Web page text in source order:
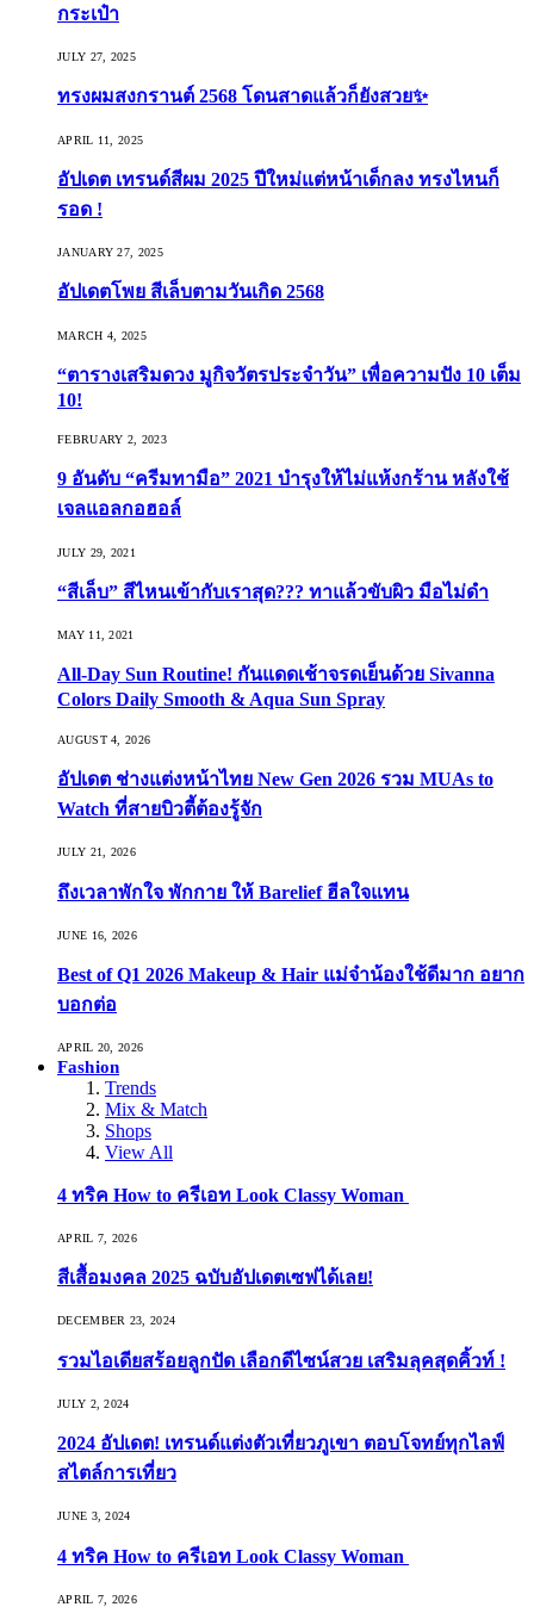
กระเป๋า
JULY 27, 2025
ทรงผมสงกรานต์ 2568 โดนสาดแล้วก็ยังสวย✨
APRIL 11, 2025
อัปเดต เทรนด์สีผม 2025 ปีใหม่แต่หน้าเด็กลง ทรงไหนก็
รอด !
JANUARY 27, 2025
อัปเดตโพย สีเล็บตามวันเกิด 2568
MARCH 4, 2025
“ตารางเสริมดวง มูกิจวัตรประจำวัน” เพื่อความปัง 10 เต็ม
10!
FEBRUARY 2, 2023
9 อันดับ “ครีมทามือ” 2021 บำรุงให้ไม่แห้งกร้าน หลังใช้
เจลแอลกอฮอล์
JULY 29, 2021
“สีเล็บ” สีไหนเข้ากับเราสุด??? ทาแล้วขับผิว มือไม่ดำ
MAY 11, 2021
All-Day Sun Routine! กันแดดเช้าจรดเย็นด้วย Sivanna
Colors Daily Smooth & Aqua Sun Spray
AUGUST 4, 2026
อัปเดต ช่างแต่งหน้าไทย New Gen 2026 รวม MUAs to
Watch ที่สายบิวตี้ต้องรู้จัก
JULY 21, 2026
ถึงเวลาพักใจ พักกาย ให้ Barelief ฮีลใจแทน
JUNE 16, 2026
Best of Q1 2026 Makeup & Hair แม่จ๋าน้องใช้ดีมาก อยาก
บอกต่อ
APRIL 20, 2026
Fashion
Trends
Mix & Match
Shops
View All
4 ทริค How to ครีเอท Look Classy Woman
APRIL 7, 2026
สีเสื้อมงคล 2025 ฉบับอัปเดตเซฟได้เลย!
DECEMBER 23, 2024
รวมไอเดียสร้อยลูกปัด เลือกดีไซน์สวย เสริมลุคสุดคิ้วท์ !
JULY 2, 2024
2024 อัปเดต! เทรนด์แต่งตัวเที่ยวภูเขา ตอบโจทย์ทุกไลฟ์
สไตล์การเที่ยว
JUNE 3, 2024
4 ทริค How to ครีเอท Look Classy Woman
APRIL 7, 2026